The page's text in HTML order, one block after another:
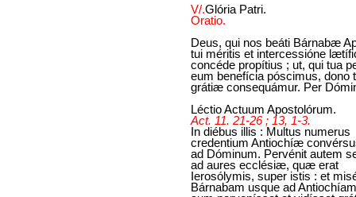
V/.Glória Patri.
Oratio.
Deus, qui nos beáti Bárnabæ
tui méritis et intercessióne
concéde propítius ; ut, qui tua
eum benefícia póscimus, dono
grátiæ consequámur. Per
Léctio Actuum Apostolórum.
Act. 11. 21-26 ; 13, 1-3.
In diébus illis : Multus numerus
credentium Antiochíæ
ad Dóminum. Pervénit autem
ad aures ecclésiæ, quæ erat
Ierosólymis, super istis : et
Bárnabam usque ad